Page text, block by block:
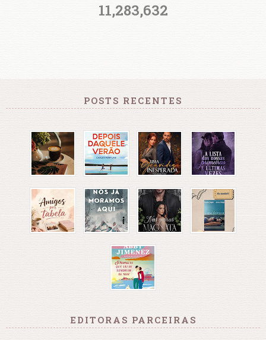
11,283,632
POSTS RECENTES
EDITORAS PARCEIRAS